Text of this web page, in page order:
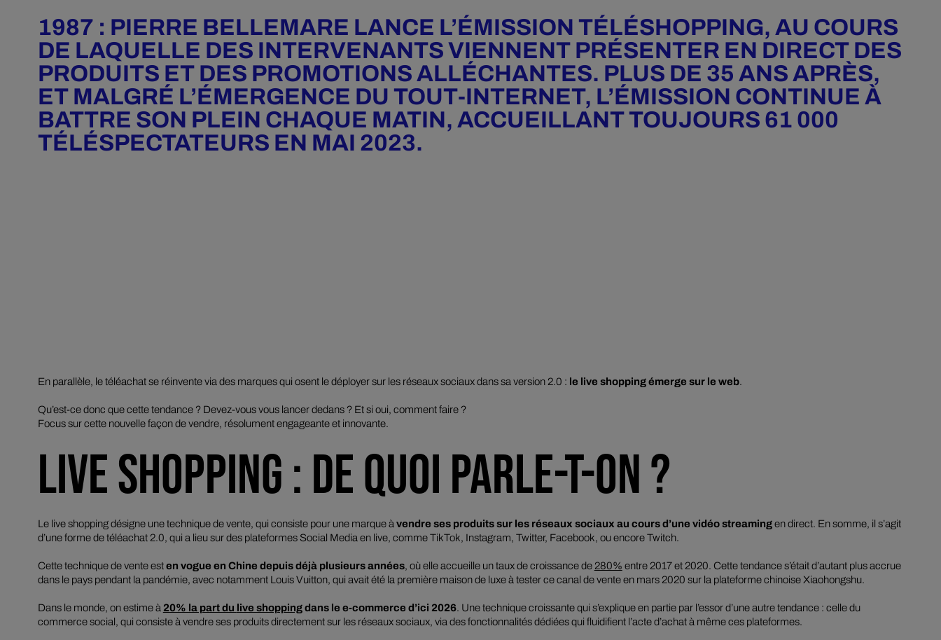
1987 : PIERRE BELLEMARE LANCE L’ÉMISSION TÉLÉSHOPPING, AU COURS
DE LAQUELLE DES INTERVENANTS VIENNENT PRÉSENTER EN DIRECT DES
PRODUITS ET DES PROMOTIONS ALLÉCHANTES. PLUS DE 35 ANS APRÈS,
ET MALGRÉ L’ÉMERGENCE DU TOUT-INTERNET, L’ÉMISSION CONTINUE À
BATTRE SON PLEIN CHAQUE MATIN, ACCUEILLANT TOUJOURS 61 000
TÉLÉSPECTATEURS EN MAI 2023.
En parallèle, le téléachat se réinvente via des marques qui osent le déployer sur les réseaux sociaux dans sa version 2.0 : le live shoppingémerge sur le web.
Qu’est-ce donc que cette tendance ? Devez-vous vous lancer dedans ? Et si oui, comment faire ?
Focus sur cette nouvelle façon de vendre, résolument engageante et innovante.
LIVE SHOPPING : DE QUOI PARLE-T-ON ?
Le live shoppingdésigne une technique de vente, qui consiste pour une marque à vendre ses produits sur les réseaux sociaux au cours d’une vidéostreamingen direct. En somme, il s’agit
d’une forme de téléachat 2.0, qui a lieu sur des plateformes Social Media enlive, comme TikTok, Instagram, Twitter, Facebook, ou encore Twitch.
Cette technique de vente esten vogue en Chine depuis déjà plusieurs années, où elle accueille un taux de croissance de 280% entre 2017 et 2020. Cette tendance s’était d’autant plus accrue
dans le pays pendant la pandémie, avec notamment Louis Vuitton, qui avait été la première maison de luxe à tester ce canal de vente en mars 2020 sur la plateforme chinoise Xiaohongshu.
Dans le monde, on estime à 20% la part du live shoppingdans le e-commerce d’ici 2026. Une technique croissante qui s’explique en partie par l’essor d’une autre tendance : celle du
commerce social, qui consiste à vendre ses produits directement sur les réseaux sociaux, via des fonctionnalités dédiées qui fluidifient l’acte d’achat à même ces plateformes.